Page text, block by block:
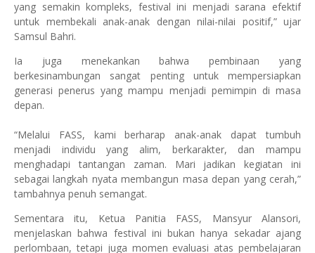
yang semakin kompleks, festival ini menjadi sarana efektif
untuk membekali anak-anak dengan nilai-nilai positif,” ujar
Samsul Bahri.
Ia juga menekankan bahwa pembinaan yang
berkesinambungan sangat penting untuk mempersiapkan
generasi penerus yang mampu menjadi pemimpin di masa
depan.
“Melalui FASS, kami berharap anak-anak dapat tumbuh
menjadi individu yang alim, berkarakter, dan mampu
menghadapi tantangan zaman. Mari jadikan kegiatan ini
sebagai langkah nyata membangun masa depan yang cerah,”
tambahnya penuh semangat.
Sementara itu, Ketua Panitia FASS, Mansyur Alansori,
menjelaskan bahwa festival ini bukan hanya sekadar ajang
perlombaan, tetapi juga momen evaluasi atas pembelajaran